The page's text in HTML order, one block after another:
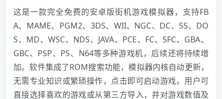
这是一款完全免费的安卓版街机游戏模拟器，支持FB
A、MAME、PGM2、3DS、WII、NGC、DC、SS、DO
S、MD、WSC、NDS、JAVA、PCE、FC、SFC、GBA、
GBC、PSP、PS、N64等多种游戏机，后续还将持续增
加。软件集成了ROM搜索功能，模拟器内核自动更新，
无需专业知识或繁琐操作，点击即可启动游戏。用户可
直接选择喜欢的游戏或从第三方导入，并对游戏数值及